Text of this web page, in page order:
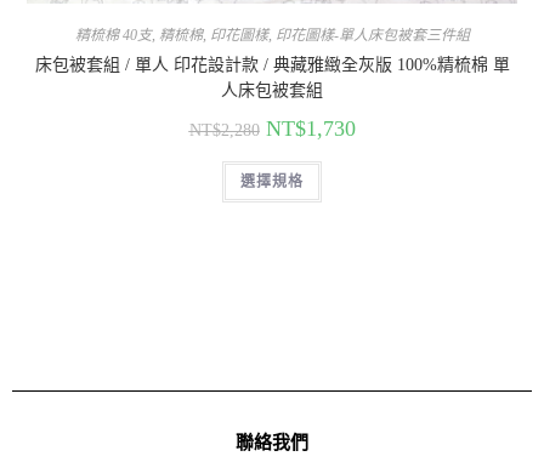
精梳棉 40支, 精梳棉, 印花圖樣, 印花圖樣-單人床包被套三件組
床包被套組 / 單人 印花設計款 / 典藏雅緻全灰版 100%精梳棉 單
人床包被套組
NT$2,280 NT$1,730
選擇規格
聯絡我們